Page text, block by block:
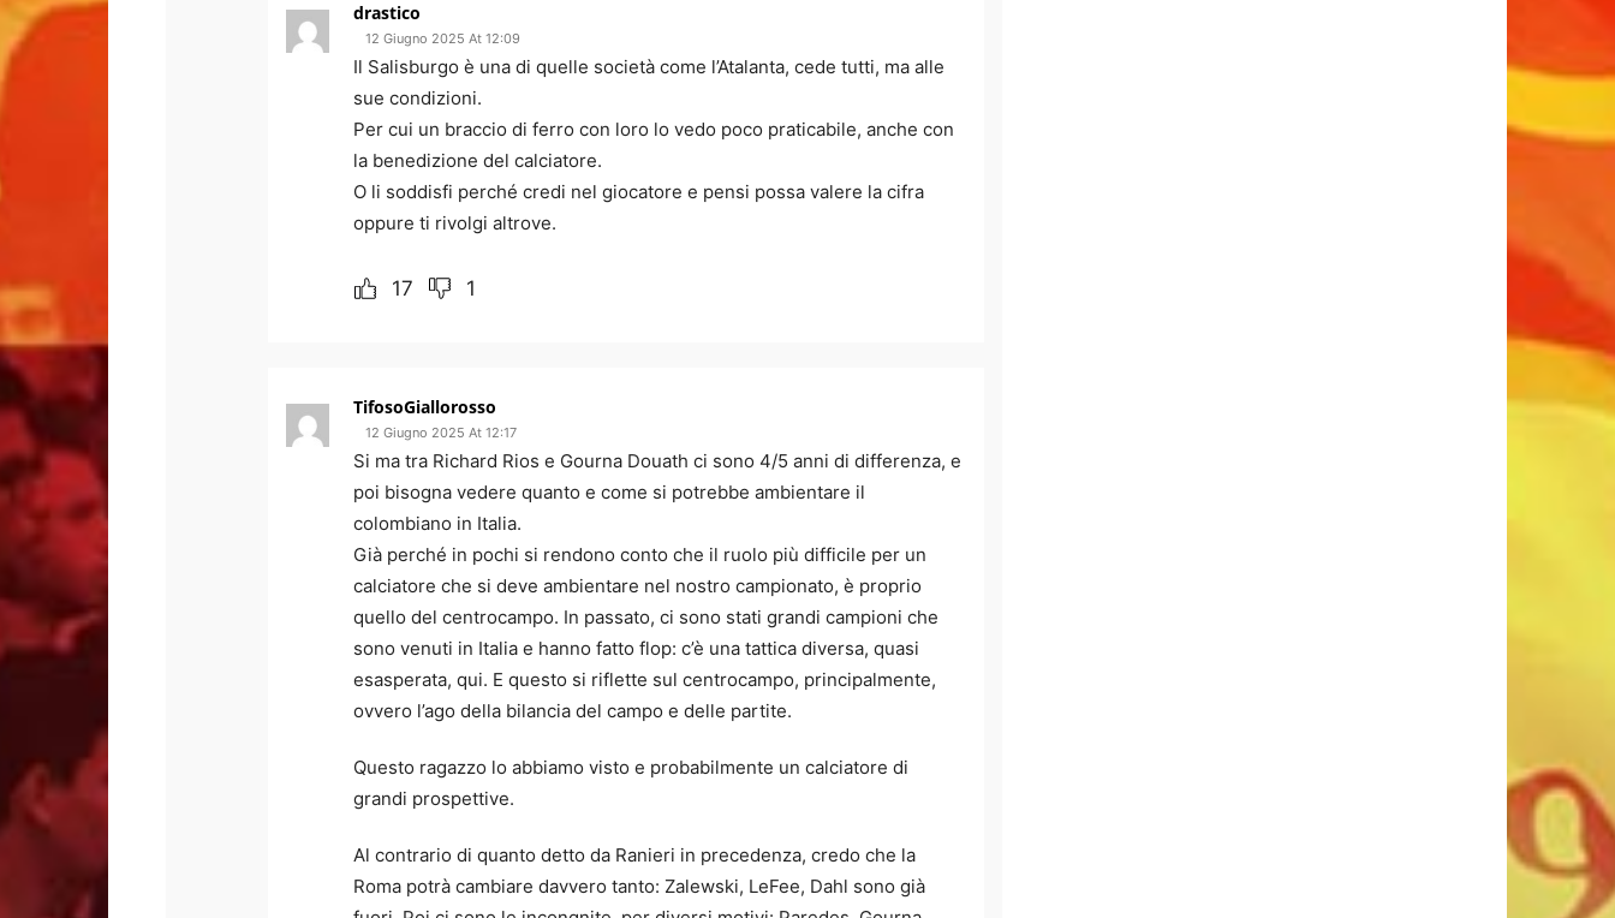
drastico
12 Giugno 2025 At 12:09
Il Salisburgo è una di quelle società come l’Atalanta, cede tutti, ma alle
sue condizioni.
Per cui un braccio di ferro con loro lo vedo poco praticabile, anche con
la benedizione del calciatore.
O li soddisfi perché credi nel giocatore e pensi possa valere la cifra
oppure ti rivolgi altrove.
17 1
TifosoGiallorosso
12 Giugno 2025 At 12:17
Si ma tra Richard Rios e Gourna Douath ci sono 4/5 anni di differenza, e
poi bisogna vedere quanto e come si potrebbe ambientare il
colombiano in Italia.
Già perché in pochi si rendono conto che il ruolo più difficile per un
calciatore che si deve ambientare nel nostro campionato, è proprio
quello del centrocampo. In passato, ci sono stati grandi campioni che
sono venuti in Italia e hanno fatto flop: c’è una tattica diversa, quasi
esasperata, qui. E questo si riflette sul centrocampo, principalmente,
ovvero l’ago della bilancia del campo e delle partite.
Questo ragazzo lo abbiamo visto e probabilmente un calciatore di
grandi prospettive.
Al contrario di quanto detto da Ranieri in precedenza, credo che la
Roma potrà cambiare davvero tanto: Zalewski, LeFee, Dahl sono già